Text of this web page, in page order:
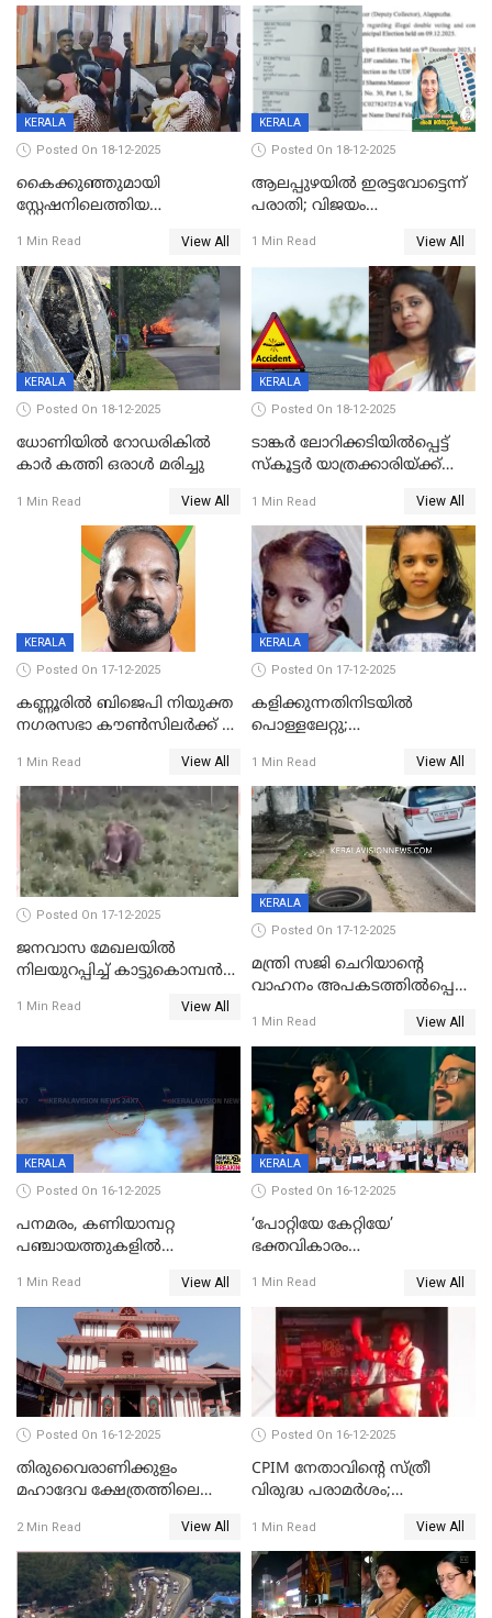
വാളയാറിൽ
KERALA
Posted On 18-12-2025
കൈക്കുഞ്ഞുമായി
സ്റ്റേഷനിലെത്തിയ
കരണത്തടിച്ചു; CC ടിവി
ദൃശ്യങ്ങൾ പുറത്ത്
1 Min Read View All
KERALA
Posted On 18-12-2025
ആലപ്പുഴയിൽ ഇരട്ടവോട്ടെന്ന്
പരാതി; വിജയം
വാർഡിലെ എൽഡിഎഫ്
സ്ഥാനാർത്ഥി
1 Min Read View All
KERALA
Posted On 18-12-2025
ധോണിയിൽ റോഡരികിൽ
കാർ കത്തി ഒരാൾ മരിച്ചു
1 Min Read View All
KERALA
Posted On 18-12-2025
ടാങ്കർ ലോറിക്കടിയിൽപ്പെട്ട്
സ്കൂട്ടർ യാത്രക്കാരിയ്ക്ക്
കണ്ടോത്ത് ദേശീയ പാതയിൽ
1 Min Read View All
KERALA
Posted On 17-12-2025
കണ്ണൂരിൽ ബിജെപി നിയുക്ത
നഗരസഭാ കൗൺസിലർക്ക് 36
1 Min Read View All
KERALA
Posted On 17-12-2025
കളിക്കുന്നതിനിടയിൽ
പൊള്ളലേറ്റു;
ക്ലാസ് വിദ്യാർത്ഥിനി മരിച്ചു
1 Min Read View All
Posted On 17-12-2025
ജനവാസ മേഖലയില്‍
നിലയുറപ്പിച്ച് കാട്ടുകൊമ്പന്‍
1 Min Read View All
KERALA
Posted On 17-12-2025
മന്ത്രി സജി ചെറിയാന്റെ
വാഹനം അപകടത്തിൽപ്പെട്ടു;
രക്ഷപ്പെട്ടത് തലനാരിടയ്ക്ക്
1 Min Read View All
KERALA
Posted On 16-12-2025
പനമരം, കണിയാമ്പറ്റ
പഞ്ചായത്തുകളിൽ
സ്ഥാപനങ്ങൾക്ക് അവധി
1 Min Read View All
KERALA
Posted On 16-12-2025
‘പോറ്റിയേ കേറ്റിയേ’
ഭക്തവികാരം
ഡിജിപിക്ക് പരാതി; ശക്തമായ
നടപടി വേണമെന്നു
സിപിഐഎമ്മും
1 Min Read View All
Posted On 16-12-2025
തിരുവൈരാണിക്കുളം
മഹാദേവ ക്ഷേത്രത്തിലെ
ജനുവരി 2 ന് തുടക്കമാകും
2 Min Read View All
Posted On 16-12-2025
CPIM നേതാവിൻ്റെ സ്ത്രീ
വിരുദ്ധ പരാമർശം;
1 Min Read View All